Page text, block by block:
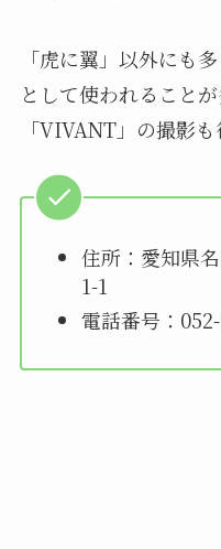
「虎に翼」以外にも
として使われること
「VIVANT」の撮影
住所：愛知県
1-1
電話番号：